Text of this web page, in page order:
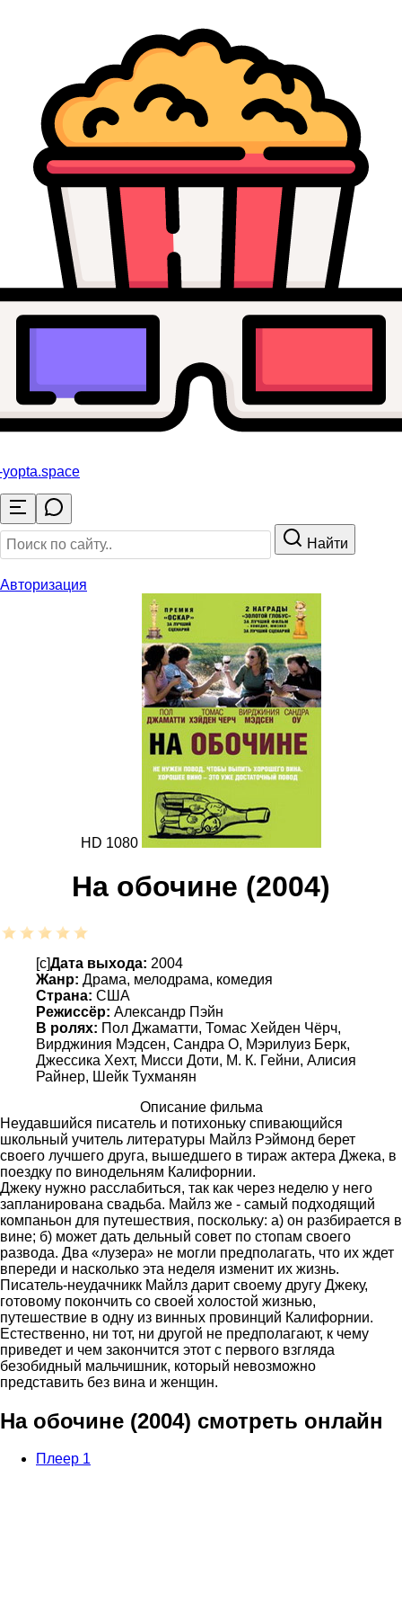
.space
Найти
Авторизация
HD 1080
На обочине (2004)
[c]Дата выхода: 2004
Жанр: Драма, мелодрама, комедия
Страна: США
Режиссёр: Александр Пэйн
В ролях: Пол Джаматти, Томас Хейден Чёрч,
Вирджиния Мэдсен, Сандра О, Мэрилуиз Берк,
Джессика Хехт, Мисси Доти, М. К. Гейни, Алисия
Райнер, Шейк Тухманян
Описание фильма
Неудавшийся писатель и потихоньку спивающийся
школьный учитель литературы Майлз Рэймонд берет
своего лучшего друга, вышедшего в тираж актера Джека, в
поездку по винодельням Калифорнии.
Джеку нужно расслабиться, так как через неделю у него
запланирована свадьба. Майлз же - самый подходящий
компаньон для путешествия, поскольку: а) он разбирается в
вине; б) может дать дельный совет по стопам своего
развода. Два «лузера» не могли предполагать, что их ждет
впереди и насколько эта неделя изменит их жизнь.
Писатель-неудачникк Майлз дарит своему другу Джеку,
готовому покончить со своей холостой жизнью,
путешествие в одну из винных провинций Калифорнии.
Естественно, ни тот, ни другой не предполагают, к чему
приведет и чем закончится этот с первого взгляда
безобидный мальчишник, который невозможно
представить без вина и женщин.
На обочине (2004) смотреть онлайн
Плеер 1